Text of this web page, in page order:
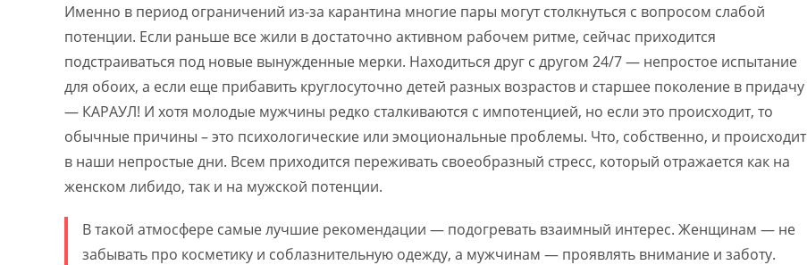
Именно в период ограничений из-за карантина многие пары могут столкнуться с вопросом слабой
потенции. Если раньше все жили в достаточно активном рабочем ритме, сейчас приходится
подстраиваться под новые вынужденные мерки. Находиться друг с другом 24/7 — непростое испытание
для обоих, а если еще прибавить круглосуточно детей разных возрастов и старшее поколение в придачу
— КАРАУЛ! И хотя молодые мужчины редко сталкиваются с импотенцией, но если это происходит, то
обычные причины – это психологические или эмоциональные проблемы. Что, собственно, и происходит
в наши непростые дни. Всем приходится переживать своеобразный стресс, который отражается как на
женском либидо, так и на мужской потенции.
В такой атмосфере самые лучшие рекомендации — подогревать взаимный интерес. Женщинам — не
забывать про косметику и соблазнительную одежду, а мужчинам — проявлять внимание и заботу.